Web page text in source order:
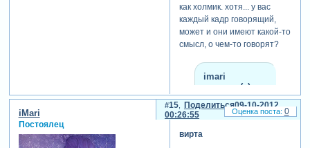
как холмик. хотя... у вас
каждый кадр говорящий,
может и они имеют какой-то
смысл, о чем-то говорят?
imari
написал(а):
и в облаках,
наверное",
Поделиться
15
09-10-2012
00:26:55
iMari
Постоялец
вирта
0